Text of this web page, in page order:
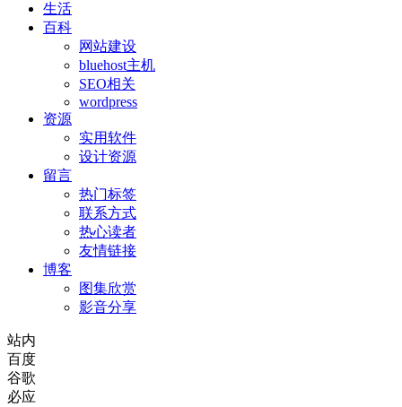
生活
百科
网站建设
bluehost主机
SEO相关
wordpress
资源
实用软件
设计资源
留言
热门标签
联系方式
热心读者
友情链接
博客
图集欣赏
影音分享
站内
百度
谷歌
必应